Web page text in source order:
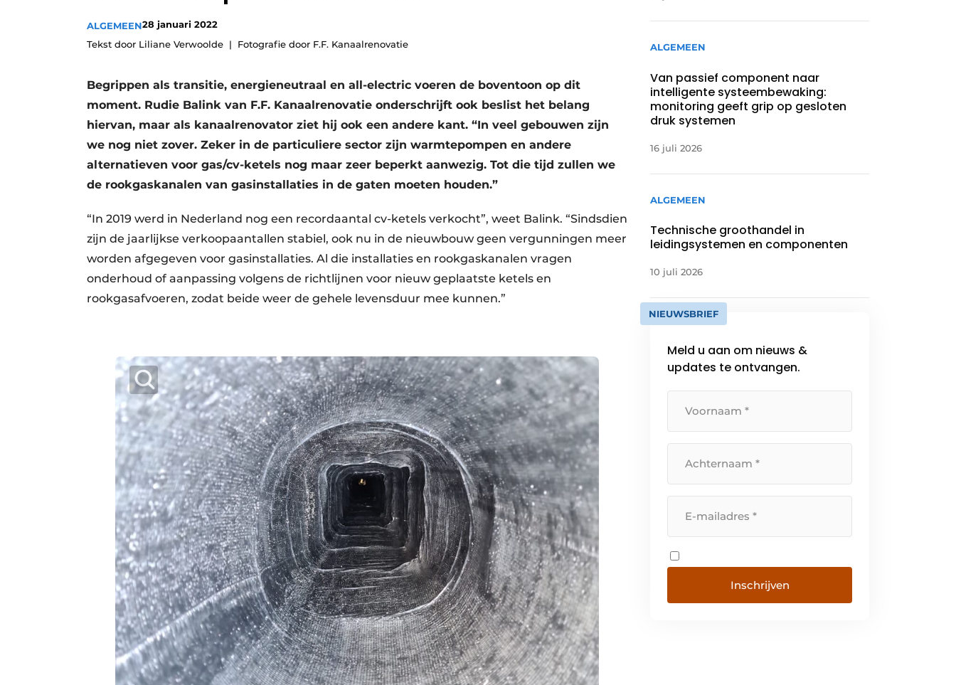
Video’s
ALGEMEEN28 januari 2022
Tekst door Liliane Verwoolde
Fotografie door F.F. Kanaalrenovatie
Begrippen als transitie, energieneutraal en all-electric voeren de boventoon op dit
moment. Rudie Balink van F.F. Kanaalrenovatie onderschrijft ook beslist het belang
hiervan, maar als kanaalrenovator ziet hij ook een andere kant. “In veel gebouwen zijn
we nog niet zover. Zeker in de particuliere sector zijn warmtepompen en andere
alternatieven voor gas/cv-ketels nog maar zeer beperkt aanwezig. Tot die tijd zullen we
de rookgaskanalen van gasinstallaties in de gaten moeten houden.”
“In 2019 werd in Nederland nog een recordaantal cv-ketels verkocht”, weet Balink. “Sindsdien
zijn de jaarlijkse verkoopaantallen stabiel, ook nu in de nieuwbouw geen vergunningen meer
worden afgegeven voor gasinstallaties. Al die installaties en rookgaskanalen vragen
onderhoud of aanpassing volgens de richtlijnen voor nieuw geplaatste ketels en
rookgasafvoeren, zodat beide weer de gehele levensduur mee kunnen.”
ALGEMEEN
Van passief component naar
intelligente systeembewaking:
monitoring geeft grip op gesloten
druk systemen
16 juli 2026
ALGEMEEN
Technische groothandel in
leidingsystemen en componenten
10 juli 2026
NIEUWSBRIEF
Meld u aan om nieuws &
updates te ontvangen.
Inschrijven